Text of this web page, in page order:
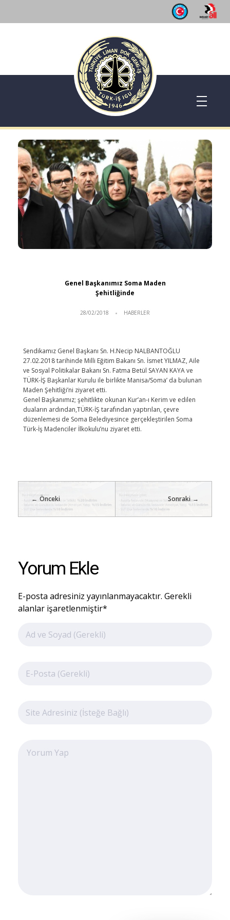
Genel Başkanımız Soma Maden
Şehitliğinde
28/02/2018 HABERLER
Sendikamız Genel Başkanı Sn. H.Necip NALBANTOĞLU
27.02.2018 tarihinde Milli Eğitim Bakanı Sn. İsmet YILMAZ, Aile
ve Sosyal Politikalar Bakanı Sn. Fatma Betül SAYAN KAYA ve
TÜRK-İŞ Başkanlar Kurulu ile birlikte Manisa/Soma’ da bulunan
Maden Şehitliği’ni ziyaret etti.
Genel Başkanımız; şehitlikte okunan Kur’an-ı Kerim ve edilen
duaların ardından,TÜRK-İŞ tarafından yaptırılan, çevre
düzenlemesi de Soma Belediyesince gerçekleştirilen Soma
Türk-İş Madenciler İlkokulu’nu ziyaret etti.
Önceki Sonraki
Yorum Ekle
E-posta adresiniz yayınlanmayacaktır. Gerekli
alanlar işaretlenmiştir*